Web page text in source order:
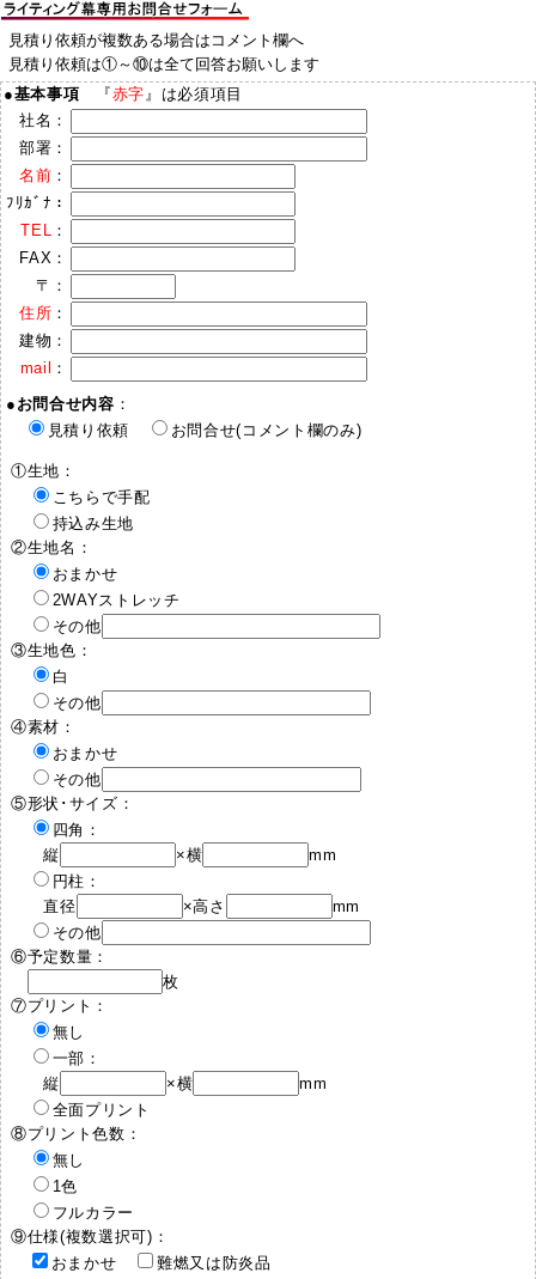
見積り依頼が複数ある場合はコメント欄へ
見積り依頼は①～⑩は全て回答お願いします
●基本事項 『赤字』は必須項目
社名：
部署：
名前 ：
ﾌﾘｶﾞﾅ：
TEL ：
FAX：
〒：
住所 ：
建物：
mail
：
● お問合せ内容 ：
見積り依頼
お問合せ(コメント欄のみ)
①生地：
こちらで手配
持込み生地
②生地名：
おまかせ
2WAYストレッチ
その他
③生地色：
白
その他
④素材：
おまかせ
その他
⑤形状･サイズ：
四角：
縦
×横
mm
円柱：
直径
×高さ
mm
その他
⑥予定数量：
枚
⑦プリント：
無し
一部：
縦
×横
mm
全面プリント
⑧プリント色数：
無し
1色
フルカラー
⑨仕様(複数選択可)：
おまかせ
難燃又は防炎品